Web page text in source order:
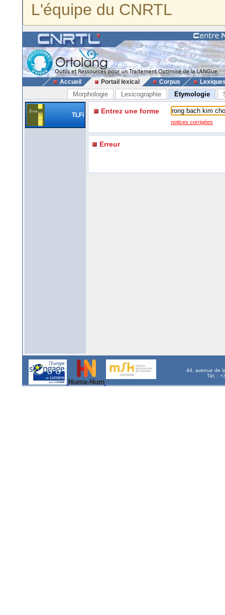
L'équipe du CNRTL
Accueil Portail lexical Corpus
Morphologie Lexicographie Etymologie
TLFi Entrez une forme
notices corrigées
Erreur
44, avenue de
Tél. :